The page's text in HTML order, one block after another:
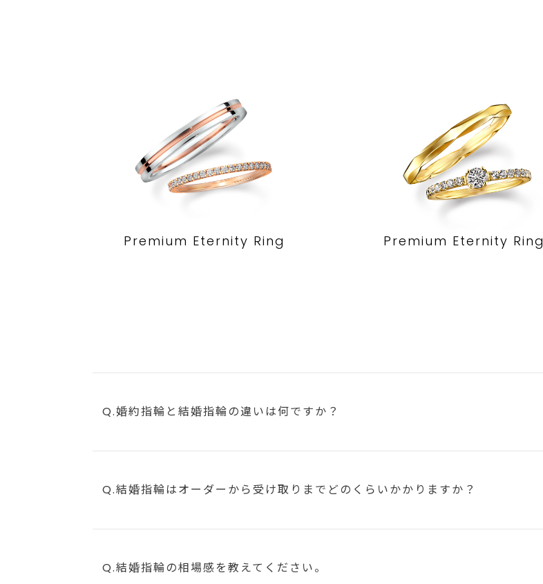
Premium Eternity Ring Premium Eternity Ring
Q.婚約指輪と結婚指輪の違いは何ですか？
Q.結婚指輪はオーダーから受け取りまで どのくらいかかりますか？
Q.結婚指輪の相場感を教えてください。